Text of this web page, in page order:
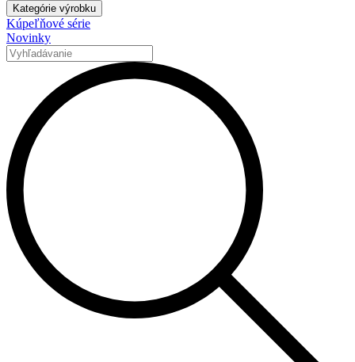
Kategórie výrobku
Kúpeľňové série
Novinky